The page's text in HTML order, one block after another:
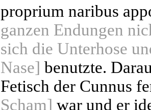
proprium naribus
ganzen Endungen
sich die Unterhose
Nase] benutzte.
Fetisch der Cunnus
Scham] war und er